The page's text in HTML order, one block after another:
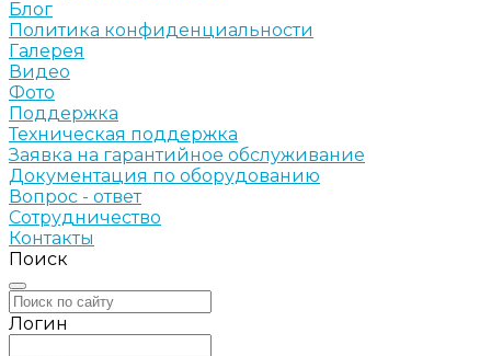
Блог
Политика конфиденциальности
Галерея
Видео
Фото
Поддержка
Техническая поддержка
Заявка на гарантийное обслуживание
Документация по оборудованию
Вопрос - ответ
Сотрудничество
Контакты
Поиск
Логин